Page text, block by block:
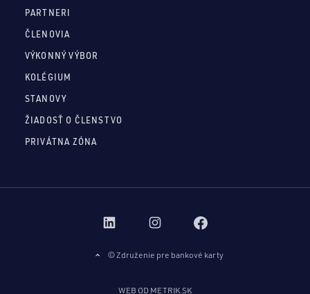
PARTNERI
ČLENOVIA
VÝKONNÝ VÝBOR
KOLÉGIUM
STANOVY
ŽIADOSŤ O ČLENSTVO
PRIVÁTNA ZÓNA
© Združenie pre bankové karty
WEB OD METRIK.SK